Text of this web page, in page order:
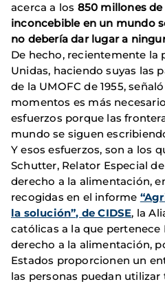
acerca a los 850 millones
inconcebible en un mundo
no debería dar lugar a
De hecho, recientemente la
Unidas, haciendo suyas las
de la UMOFC de 1955,
momentos es más
esfuerzos porque las
mundo se siguen
Y esos esfuerzos, son a los
Schutter, Relator Especial
derecho a la alimentación,
recogidas en el informe
la solución”, de CIDSE, la
católicas a la que pertenece
derecho a la alimentación,
Estados proporcionen un
las personas puedan